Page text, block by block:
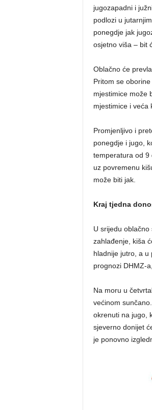
jugozapadni i
podlozi u
ponegdje jak
osjetno viša – bit
Oblačno će
Pritom se
mjestimice može
mjestimice i veća
Promjenljivo i
ponegdje i jugo,
temperatura od 9
uz povremenu
može biti jak.
Kraj tjedna
U srijedu
zahlađenje, kiša
hladnije jutro, a u
prognozi DHMZ-
Na moru u
većinom
okrenuti na jugo,
sjeverno donijet
je ponovno